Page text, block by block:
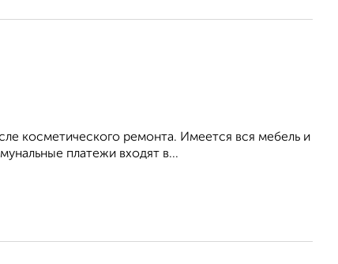
косметического ремонта. Имеется вся мебель и
платежи входят в...